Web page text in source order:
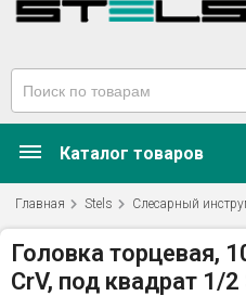
Каталог товаров
Главная Stels Слесарный
Головка торцевая,
CrV, под квадрат 1/